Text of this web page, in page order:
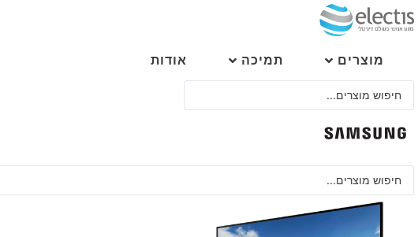
דלג
לתוכן
מוצרים תמיכה אודות
Search
Search